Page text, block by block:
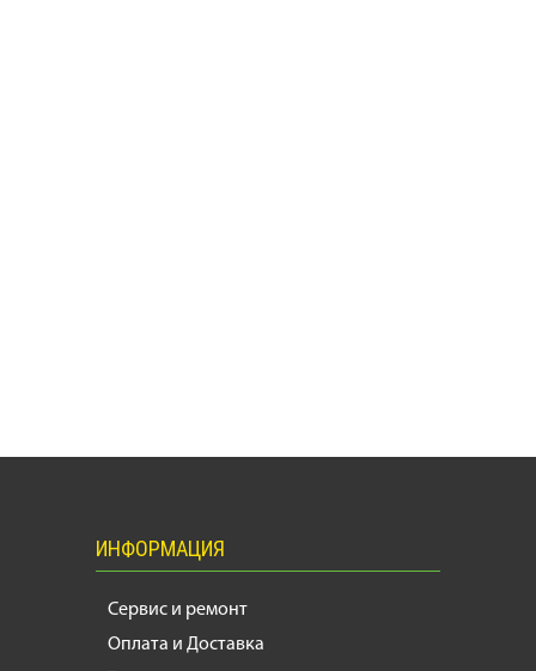
ИНФОРМАЦИЯ
Сервис и ремонт
Оплата и Доставка